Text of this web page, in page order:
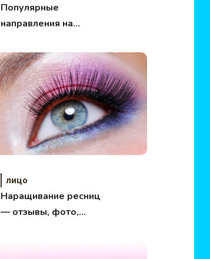
Популярные
направления на
лицо
Наращивание ресниц
— отзывы, фото,